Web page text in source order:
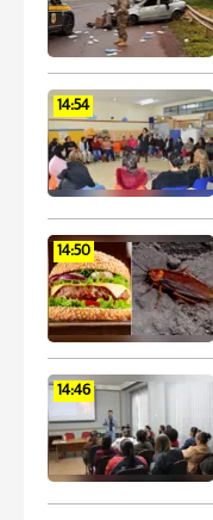
14:54
14:50
14:46